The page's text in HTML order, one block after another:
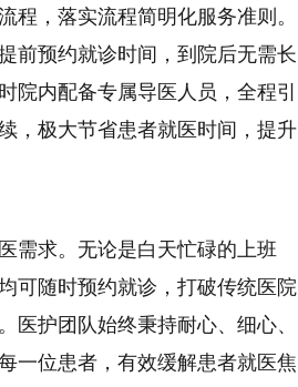
程，落实流程简明化服务准则。
前预约就诊时间，到院后无需长
院内配备专属导医人员，全程引
，极大节省患者就医时间，提升
需求。无论是白天忙碌的上班
可随时预约就诊，打破传统医院
医护团队始终秉持耐心、细心、
一位患者，有效缓解患者就医焦